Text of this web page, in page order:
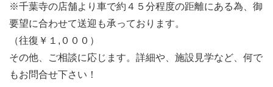
※千葉寺の店舗より車で約４５分程度の距離にある為、御
要望に合わせて送迎も承っております。
（往復￥１,０００）
その他、ご相談に応じます。詳細や、施設見学など、何で
もお問合せ下さい！